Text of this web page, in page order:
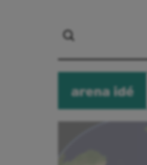
arenaide